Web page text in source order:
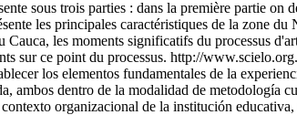
sous trois parties : dans la première partie on
les principales caractéristiques de la zone
les moments significatifs du processus
sur ce point du processus. http://
los elementos fundamentales de la
dentro de la modalidad de metodología
organizacional de la institución